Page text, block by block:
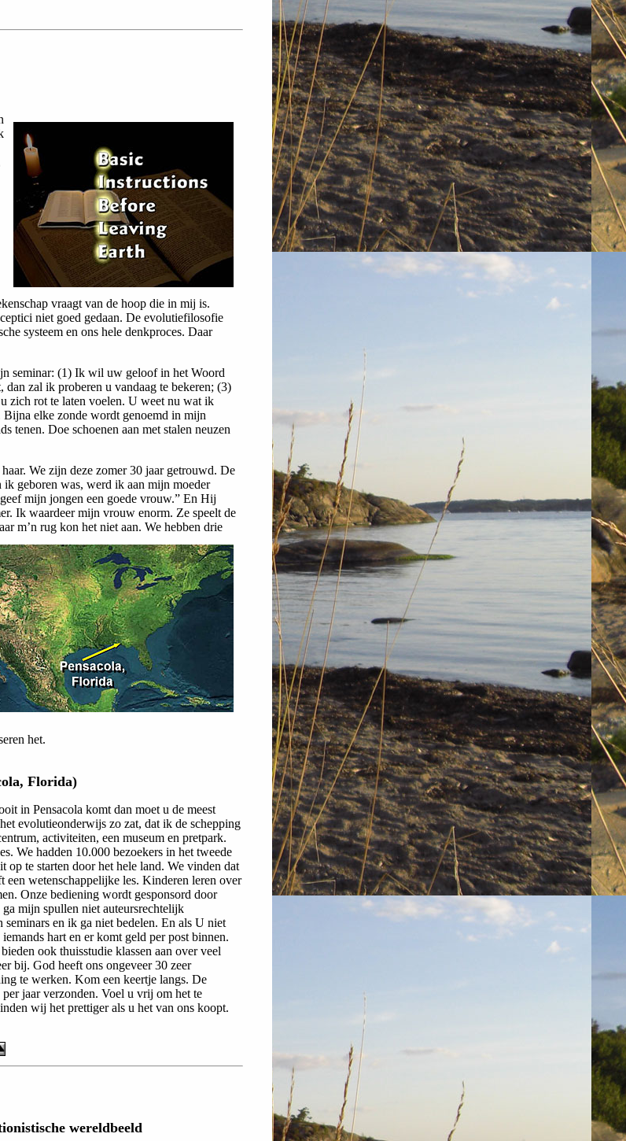
vraagt van de hoop die in mij is.
niet goed gedaan. De evolutiefilosofie
systeem en ons hele denkproces. Daar
seminar: (1) Ik wil uw geloof in het Woord
zal ik proberen u vandaag te bekeren; (3)
zich rot te laten voelen. U weet nu wat ik
elke zonde wordt genoemd in mijn
tenen. Doe schoenen aan met stalen neuzen
We zijn deze zomer 30 jaar getrouwd. De
geboren was, werd ik aan mijn moeder
mijn jongen een goede vrouw.” En Hij
Ik waardeer mijn vrouw enorm. Ze speelt de
m’n rug kon het niet aan. We hebben drie
het.
Florida)
in Pensacola komt dan moet u de meest
evolutieonderwijs zo zat, dat ik de schepping
activiteiten, een museum en pretpark.
We hadden 10.000 bezoekers in het tweede
te starten door het hele land. We vinden dat
wetenschappelijke les. Kinderen leren over
Onze bediening wordt gesponsord door
mijn spullen niet auteursrechtelijk
en ik ga niet bedelen. En als U niet
hart en er komt geld per post binnen.
ook thuisstudie klassen aan over veel
bij. God heeft ons ongeveer 30 zeer
te werken. Kom een keertje langs. De
jaar verzonden. Voel u vrij om het te
wij het prettiger als u het van ons koopt.
wereldbeeld